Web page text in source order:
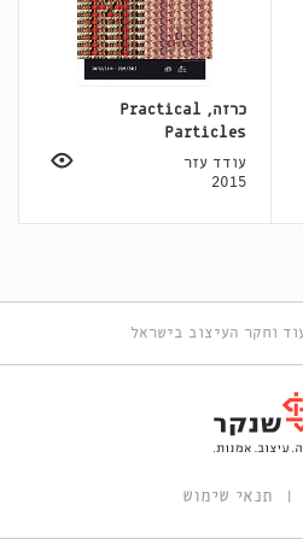
כרזה, Practical
Particles
עודד עזר
2015
וחקר העיצוב בישראל
תנאי שימוש